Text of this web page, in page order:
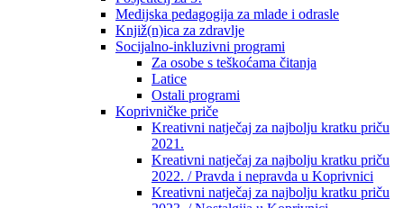
Medijska pedagogija za mlade i odrasle
Knjiž(n)ica za zdravlje
Socijalno-inkluzivni programi
Za osobe s teškoćama čitanja
Latice
Ostali programi
Koprivničke priče
Kreativni natječaj za najbolju kratku priču
2021.
Kreativni natječaj za najbolju kratku priču
2022. / Pravda i nepravda u Koprivnici
Kreativni natječaj za najbolju kratku priču